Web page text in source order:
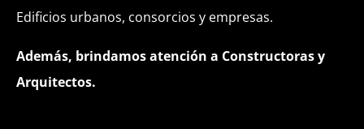
Edificios urbanos, consorcios y empresas.
Además, brindamos atención a Constructoras y
Arquitectos.